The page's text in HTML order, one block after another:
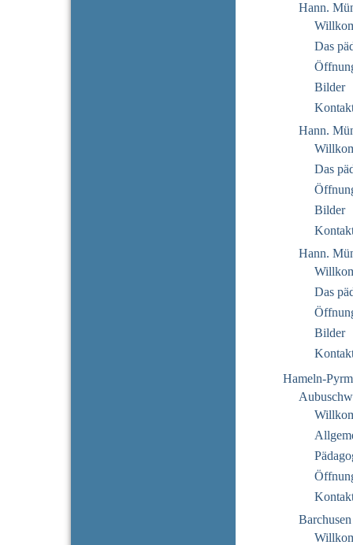
Hann.
Das
Bilder
Hann.
Das
Bilder
Hann.
Das
Bilder
Hameln-
Barchusen